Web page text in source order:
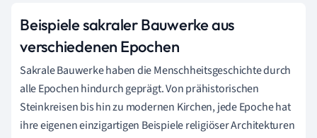
Beispiele sakraler Bauwerke aus
verschiedenen Epochen
Sakrale Bauwerke haben die Menschheitsgeschichte durch
alle Epochen hindurch geprägt. Von prähistorischen
Steinkreisen bis hin zu modernen Kirchen, jede Epoche hat
ihre eigenen einzigartigen Beispiele religiöser Architekturen